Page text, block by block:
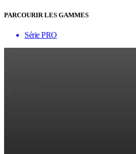
PARCOURIR LES GAMMES
Série PRO